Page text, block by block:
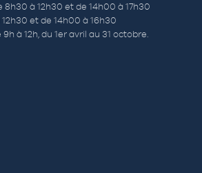
à 12h30 et de 14h00 à 17h30
et de 14h00 à 16h30
à 12h, du 1er avril au 31 octobre.